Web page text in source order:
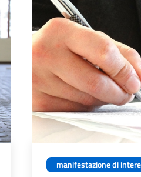
manifestazione di